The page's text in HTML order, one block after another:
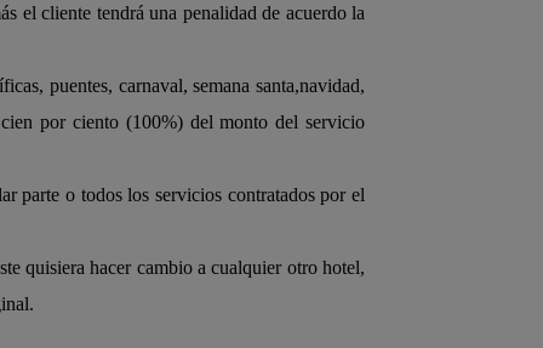
el cliente tendrá una penalidad de acuerdo la
puentes, carnaval, semana santa,navidad,
por ciento (100%) del monto del servicio
parte o todos los servicios contratados por el
quisiera hacer cambio a cualquier otro hotel,